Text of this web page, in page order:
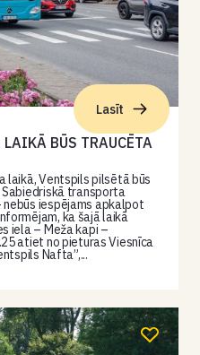
Lasīt
BŪS TRAUCĒTA
laikā, Ventspils pilsētā būs
transporta
iespējams apkalpot
ka šajā laikā
iela – Meža kapi –
atiet no pieturas Viesnīca
Nafta”,...